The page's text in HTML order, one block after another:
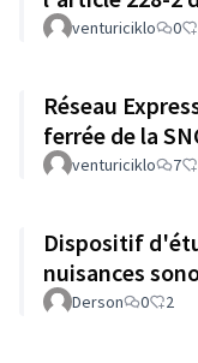
venturiciklo 0
Réseau
ferrée de la
venturiciklo 7
Dispositif
nuisances
Derson 0 2